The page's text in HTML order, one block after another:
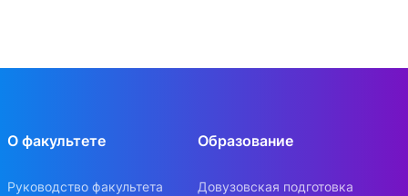
О факультете
Руководство факультета
Образование
Довузовская подготовка